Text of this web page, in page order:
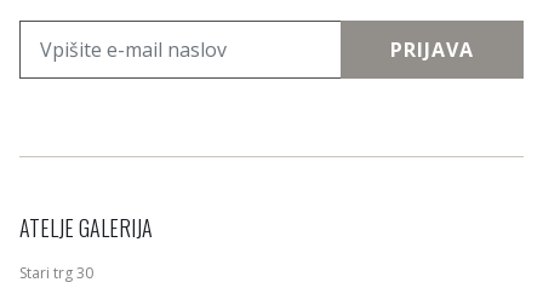
PRIJAVA
ATELJE GALERIJA
Stari trg 30